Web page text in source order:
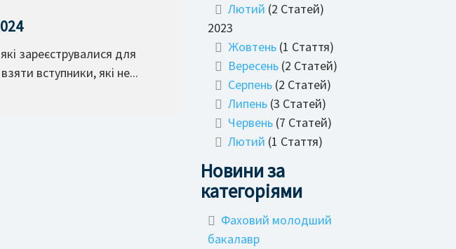
зареєструвалися для
вступники, які не...
Лютий (2 Статей)
2023
Жовтень(1 Стаття)
Вересень(2 Статей)
Серпень(2 Статей)
Липень(3 Статей)
Червень(7 Статей)
Лютий (1 Стаття)
Новини за
категоріями
Фаховий молодший
бакалавр